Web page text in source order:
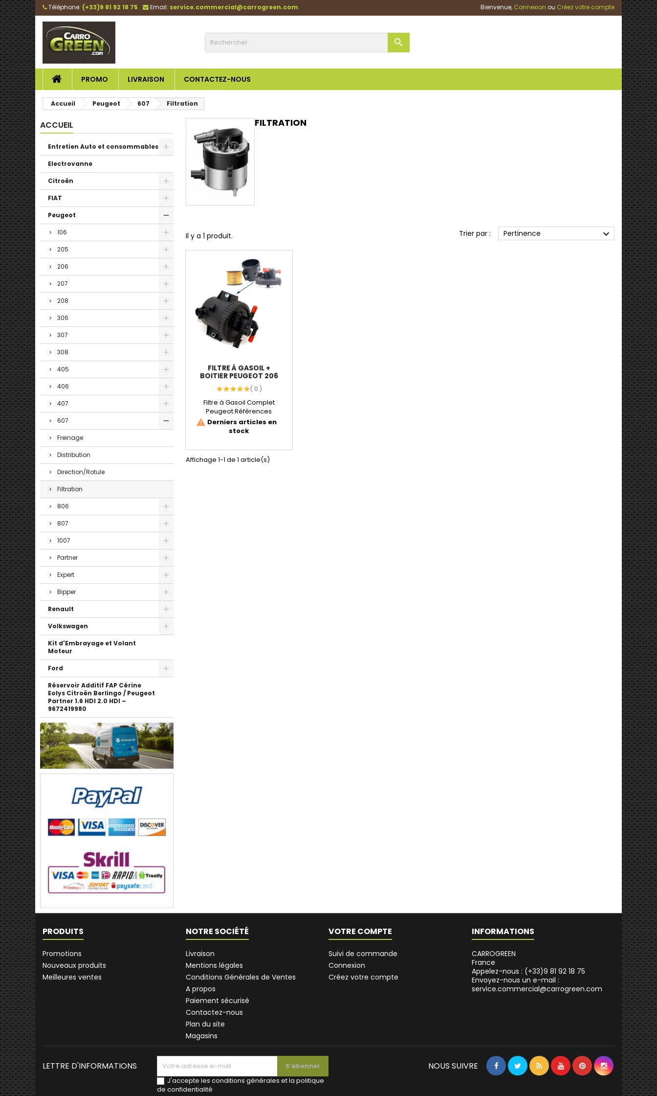
Téléphone: (+33)9 81 92 18 75 Email: service.commercial@carrogreen.com Bienvenue, Connexion ou Créez votre compte

PROMO LIVRAISON CONTACTEZ-NOUS
Accueil Peugeot 607 Filtration
ACCUEIL
Entretien Auto et consommables
Electrovanne
Citroën
FIAT
Peugeot
106
205
206
207
208
306
307
308
405
406
407
607
Freinage
Distribution
Direction/Rotule
Filtration
806
807
1007
Partner
Expert
Bipper
Renault
Volkswagen
Kit d'Embrayage et Volant
Moteur
Ford
Réservoir Additif FAP Cérine
Eolys Citroën Berlingo / Peugeot
Partner 1.6 HDI 2.0 HDI –
9672419980
FILTRATION
Il y a 1 produit. Trier par : Pertinence expand_more
Aperçu rapide
FILTRE À GASOIL +
BOITIER PEUGEOT 206
( 0 )
Filtre à Gasoil Complet
Peugeot Références
correspondantes : KLAXCAR
:...
warning Derniers articles en
stock
Affichage 1-1 de 1 article(s)
PRODUITS
Promotions
Nouveaux produits
Meilleures ventes
NOTRE SOCIÉTÉ
Livraison
Mentions légales
Conditions Générales de Ventes
A propos
Paiement sécurisé
Contactez-nous
Plan du site
Magasins
VOTRE COMPTE
Suivi de commande
Connexion
Créez votre compte
INFORMATIONS
CARROGREEN
France
Appelez-nous : (+33)9 81 92 18 75
Envoyez-nous un e-mail :
service.commercial@carrogreen.com
LETTRE D'INFORMATIONS
J'accepte les conditions générales et la politique
de confidentialité
PinterestInstagram
NOUS SUIVRE